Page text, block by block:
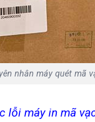
nhân máy quét mã
lỗi máy in mã